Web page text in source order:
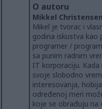
O autoru
Mikkel Christensen
Mikel je tvorac i
godina iskustva kao
programer /
sa punim radnim
IT korporaciju.
svoje slobodno
interesovanja,
određenoj meri
koje se obrađuju na